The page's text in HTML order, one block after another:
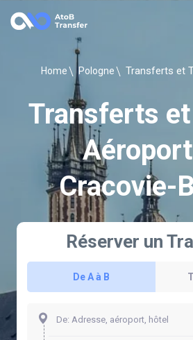
Home Pologne
Transferts et
Cracovie-
Réserver un
De A à B